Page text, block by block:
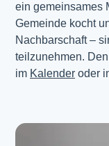
ein gemeinsames
Gemeinde kocht
Nachbarschaft –
teilzunehmen.
im Kalender oder